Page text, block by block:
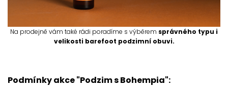
Na prodejně vám také rádi poradíme s výběrem správného typu i
velikosti barefoot podzimní obuvi.
Podmínky akce "Podzim s Bohempia":